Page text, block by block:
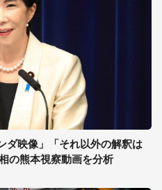
ダ映像」「それ以外の解釈は
の熊本視察動画を分析